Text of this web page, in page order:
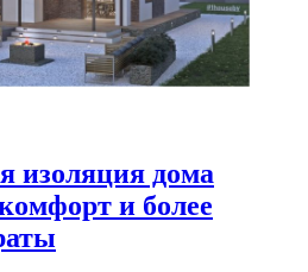
изоляция дома
и более